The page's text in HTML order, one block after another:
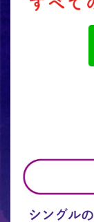
シングル